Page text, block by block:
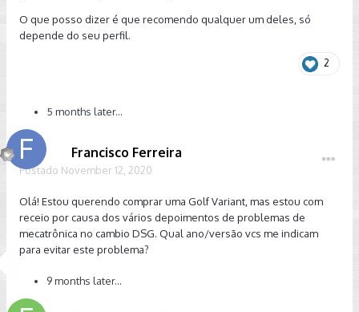
O que posso dizer é que recomendo qualquer um deles, só
depende do seu perfil.
2
5 months later...
Francisco Ferreira
Postado November 12, 2020
Olá! Estou querendo comprar uma Golf Variant, mas estou com
receio por causa dos vários depoimentos de problemas de
mecatrônica no cambio DSG. Qual ano/versão vcs me indicam
para evitar este problema?
9 months later...